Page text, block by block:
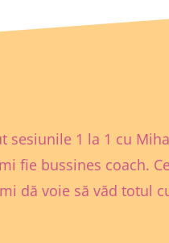
sesiunile 1 la 1 cu
fie bussines coach.
dă voie să văd totul